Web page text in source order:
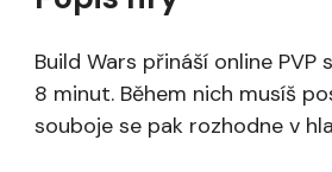
Build Wars přináší online
8 minut. Během nich musíš
souboje se pak rozhodne v